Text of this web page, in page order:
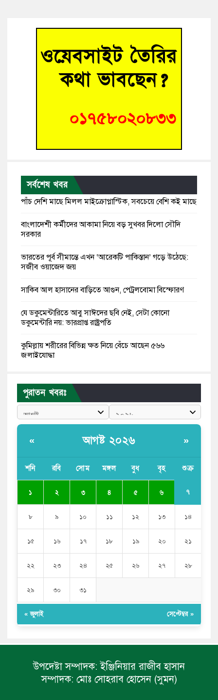
সর্বশেষ খবর
পাঁচ দেশি মাছে মিলল মাইক্রোপ্লাস্টিক, সবচেয়ে বেশি কই মাছে
বাংলাদেশী কর্মীদের আকামা নিয়ে বড় সুখবর দিলো সৌদি
সরকার
ভারতের পূর্ব সীমান্তে এখন ‘আরেকটি পাকিস্তান’ গড়ে উঠেছে:
সজীব ওয়াজেদ জয়
সাকিব আল হাসানের বাড়িতে আগুন, পেট্রলবোমা বিস্ফোরণ
যে ডকুমেন্টারিতে আবু সাঈদের ছবি নেই, সেটা কোনো
ডকুমেন্টারি নয়: ভারপ্রাপ্ত রাষ্ট্রপতি
কুমিল্লায় শরীরের বিভিন্ন ক্ষত নিয়ে বেঁচে আছেন ৫৬৬
জুলাইযোদ্ধা
পাটওয়ারী
শেখ হাসিনাকে আর রাখতে চাচ্ছে না ভারত: আসিফ মাহমুদ
জুলাই কোনো শ্রেণি বা গোষ্ঠীর নয়, এটি সর্বস্তরের মানুষের: ড.
ইউনূস
আলিয়া মাদ্রাসায় ছাত্রদল-শিবির সংঘর্ষ, হাতে পাইপ মাথায়
পুরাতন খবরঃ
« আগষ্ট ২০২৬ »
শনি রবি সোম মঙ্গল বুধ বৃহ শুক্র
১ ২ ৩ ৪ ৫ ৬ ৭
৮ ৯ ১০ ১১ ১২ ১৩ ১৪
১৫ ১৬ ১৭ ১৮ ১৯ ২০ ২১
২২ ২৩ ২৪ ২৫ ২৬ ২৭ ২৮
২৯ ৩০ ৩১
« জুলাই সেপ্টেম্বর »
উপদেষ্টা সম্পাদক: ইঞ্জিনিয়ার রাজীব হাসান
সম্পাদক: মোঃ সোহরাব হোসেন (সুমন)